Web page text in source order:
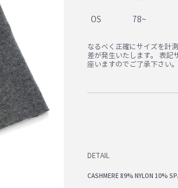
OS 78~
なるべく正確にサイズを計
差が発生いたします。 表記
座いますのでご了承下さい。
DETAIL
CASHMERE 89% NYLON 10%